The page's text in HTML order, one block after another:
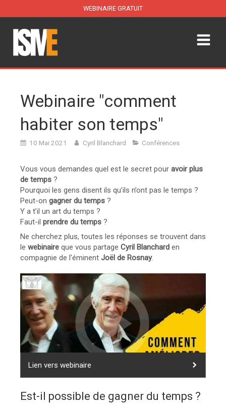
WEBINAIRE GRATUIT
Webinaire "comment
habiter son temps"
10 Mai 2021 Cyril Blanchard Conférences
Vous vous demandes quel est le secret pour avoir plus
de temps ?
Pourquoi les gens disent ils qu’ils n’ont pas le temps ?
Peut-on gagner du temps ?
Y a t’il un art du temps ?
Faut-il prendre du temps ?
Ne cherchez plus, toutes les réponses se trouvent dans
le webinaire que vous partage Cyril Blanchard en
compagnie de l'éminent Joël de Rosnay.
Lien vers webinaire
Est-il possible de gagner du temps ?